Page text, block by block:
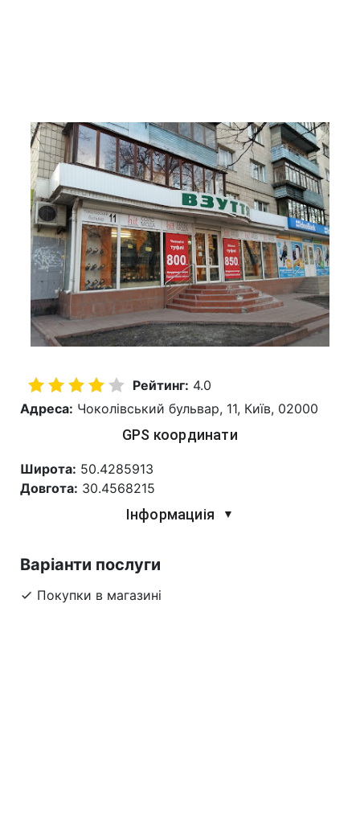
Рейтинг: 4.0
Адреса: Чоколівський бульвар, 11, Київ, 02000
GPS координати
Широта: 50.4285913
Довгота: 30.4568215
Інформациія ▼
Варіанти послуги
Покупки в магазині